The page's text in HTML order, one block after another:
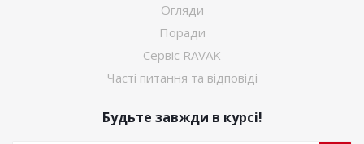
Огляди
Поради
Сервіс RAVAK
Часті питання та відповіді
Будьте завжди в курсі!